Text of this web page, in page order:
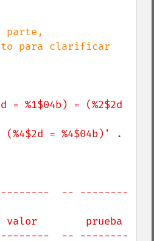
= %1$04b) = (%2$2d
(%4$2d = %4$04b)'